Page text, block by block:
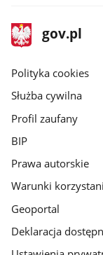
stopka
gov.pl
Strona
gov.pl
gov.pl
Polityka cookies
Służba cywilna
Profil zaufany
BIP
Prawa autorskie
Warunki
Geoportal
Deklaracja